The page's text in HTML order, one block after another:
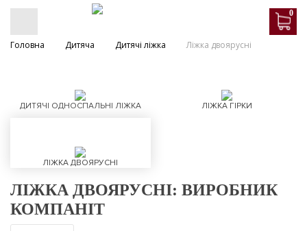
0
Головна Дитяча Дитячі ліжка Ліжка двоярусні
ДИТЯЧІ ОДНОСПАЛЬНІ ЛІЖКА ЛІЖКА ГІРКИ
ЛІЖКА ДВОЯРУСНІ
ЛІЖКА ДВОЯРУСНІ: ВИРОБНИК
КОМПАНІТ